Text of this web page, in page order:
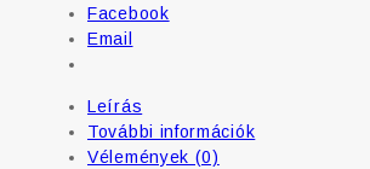
Facebook
Email
Leírás
További információk
Vélemények (0)